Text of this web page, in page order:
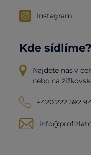
Instagram
Kde sídlíme?
Najdete nás v
nebo na
+420 222 592